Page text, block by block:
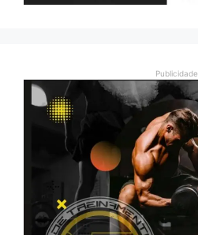
Publicidade